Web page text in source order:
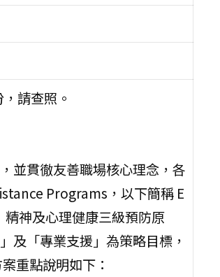
請查照。
並貫徹友善職場核心理念，各
Programs，以下簡稱 E
神及心理健康三級預防原
及「專業支援」為策略目標，
重點說明如下：